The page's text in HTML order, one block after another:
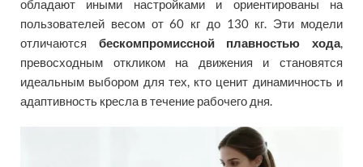
обладают иными настройками и ориентированы на
пользователей весом от 60 кг до 130 кг. Эти модели
отличаются бескомпромиссной плавностью хода
превосходным откликом на движения и становятся
идеальным выбором для тех, кто ценит динамичность и
адаптивность кресла в течение рабочего дня.